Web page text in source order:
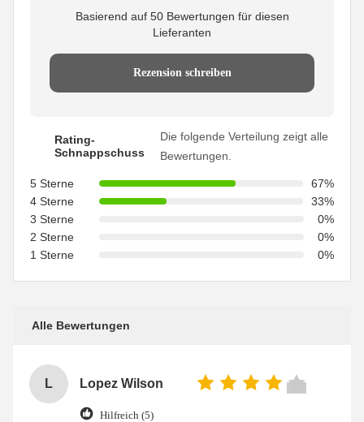
Basierend auf 50 Bewertungen für diesen
Lieferanten
Rezension schreiben
Rating-
Schnappschuss
Die folgende Verteilung zeigt alle
Bewertungen.
5 Sterne
67%
4 Sterne
33%
3 Sterne
0%
2 Sterne
0%
1 Sterne
0%
Alle Bewertungen
L Lopez Wilson
Hilfreich (5)